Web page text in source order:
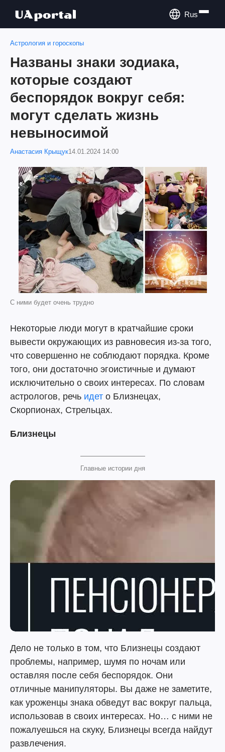
Rus
Астрология и гороскопы
Названы знаки зодиака,
которые создают
беспорядок вокруг себя:
могут сделать жизнь
невыносимой
Анастасия Крыщук14.01.2024 14:00
С ними будет очень трудно
Некоторые люди могут в кратчайшие сроки
вывести окружающих из равновесия из-за того,
что совершенно не соблюдают порядка. Кроме
того, они достаточно эгоистичные и думают
исключительно о своих интересах. По словам
астрологов, речь идет о Близнецах,
Скорпионах, Стрельцах.
Близнецы
Главные истории дня
Дело не только в том, что Близнецы создают
проблемы, например, шумя по ночам или
оставляя после себя беспорядок. Они
отличные манипуляторы. Вы даже не заметите,
как уроженцы знака обведут вас вокруг пальца,
использовав в своих интересах. Но… с ними не
пожалуешься на скуку, Близнецы всегда найдут
развлечения.